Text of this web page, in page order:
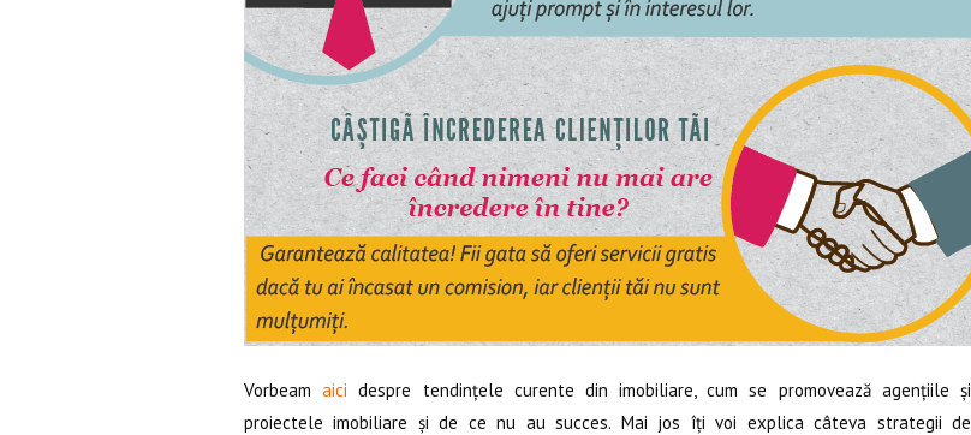
Vorbeamaici despre tendințele curente din imobiliare, cum se promovează agențiile și
proiectele imobiliare și de ce nu au succes. Mai jos îți voi explica câteva strategii de